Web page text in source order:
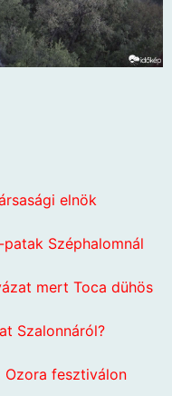
elnök
Széphalomnál
mert Toca dühös
Szalonnáról?
Ozora fesztiválon